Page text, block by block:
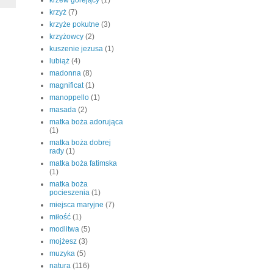
krzyż (7)
krzyże pokutne (3)
krzyżowcy (2)
kuszenie jezusa (1)
lubiąż (4)
madonna (8)
magnificat (1)
manoppello (1)
masada (2)
matka boża adorująca
(1)
matka boża dobrej
rady (1)
matka boża fatimska
(1)
matka boża
pocieszenia (1)
miejsca maryjne (7)
miłość (1)
modlitwa (5)
mojżesz (3)
muzyka (5)
natura (116)